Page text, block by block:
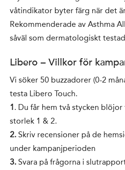
våtindikator byter färg när det
Rekommenderade av Asthma
såväl som dermatologiskt
Libero – Villkor för
Vi söker 50 buzzadorer (0-2
testa Libero Touch.
1. Du får hem två stycken blöjor
storlek 1 & 2.
2. Skriv recensioner på de
under kampanjperioden
3. Svara på frågorna i